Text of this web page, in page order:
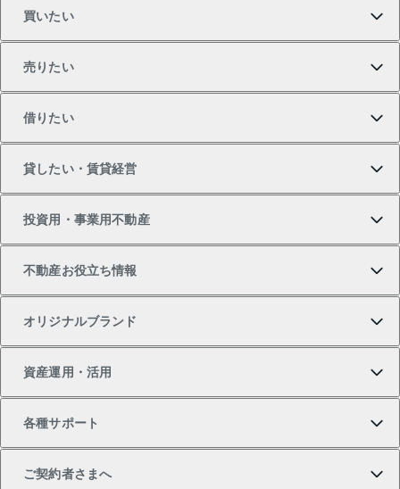
買いたい
新築・分譲マンションの購入
中古マンションの購入
売りたい
マンションの売却・査定
一戸建ての売却・査定
借りたい
借りたいTOP
物件を借りる
貸したい・賃貸経営
貸したいTOP
投資用・事業用不動産
不動産お役立ち情報
オリジナルブランド
一棟リノベーションマンション L`GENTE（ルジェン
テ）
資産運用・活用
各種サポート
ご契約者さまへ